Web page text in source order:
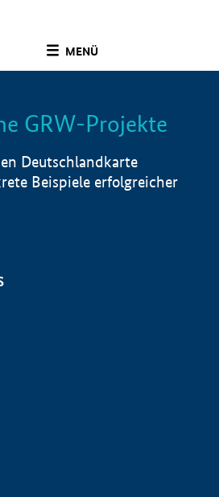
MENÜ
Info
GRW-Projekte
Deutschlandkarte
Beispiele erfolgreicher